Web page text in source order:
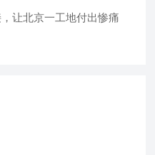
让北京一工地付出惨痛